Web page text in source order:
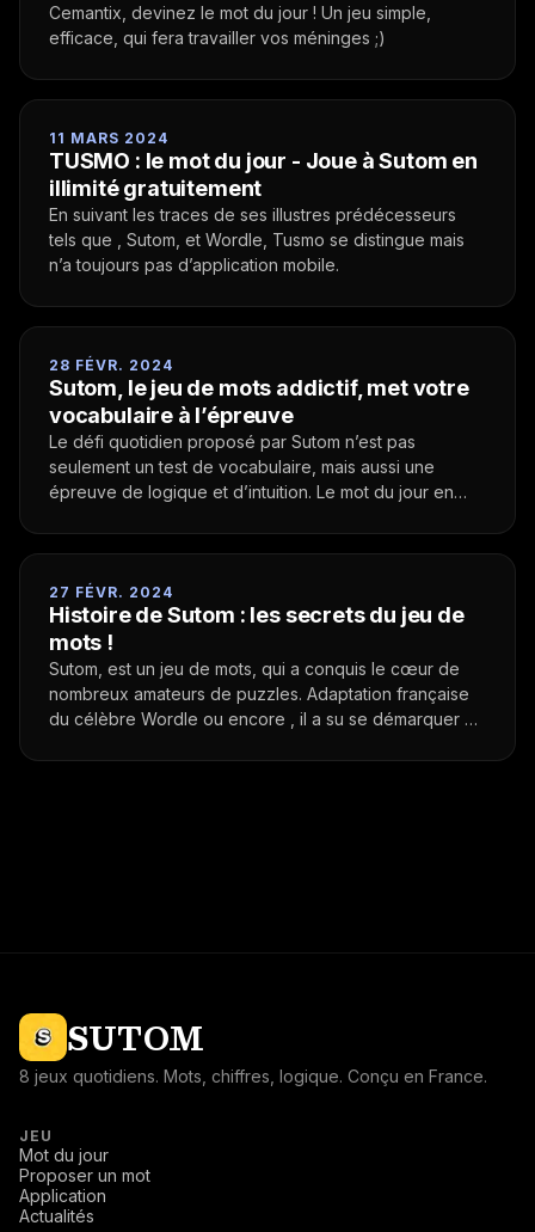
Cemantix, devinez le mot du jour ! Un jeu simple,
efficace, qui fera travailler vos méninges ;)
11 MARS 2024
TUSMO : le mot du jour - Joue à Sutom en
illimité gratuitement
En suivant les traces de ses illustres prédécesseurs
tels que , Sutom, et Wordle, Tusmo se distingue mais
n’a toujours pas d’application mobile.
28 FÉVR. 2024
Sutom, le jeu de mots addictif, met votre
vocabulaire à l’épreuve
Le défi quotidien proposé par Sutom n’est pas
seulement un test de vocabulaire, mais aussi une
épreuve de logique et d’intuition. Le mot du jour en
27 FÉVR. 2024
Histoire de Sutom : les secrets du jeu de
mots !
Sutom, est un jeu de mots, qui a conquis le cœur de
nombreux amateurs de puzzles. Adaptation française
du célèbre Wordle ou encore , il a su se démarquer et
SUTOM
8 jeux quotidiens. Mots, chiffres, logique. Conçu en France.
JEU
Mot du jour
Proposer un mot
Application
Actualités